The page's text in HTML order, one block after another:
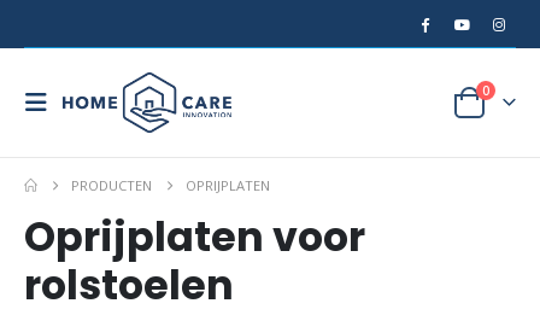
0
PRODUCTEN OPRIJPLATEN
Oprijplaten voor
rolstoelen